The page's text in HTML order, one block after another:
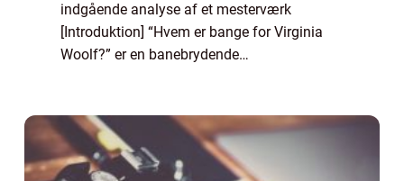
indgående analyse af et mesterværk
[Introduktion] “Hvem er bange for Virginia
Woolf?” er en banebrydende
1962...